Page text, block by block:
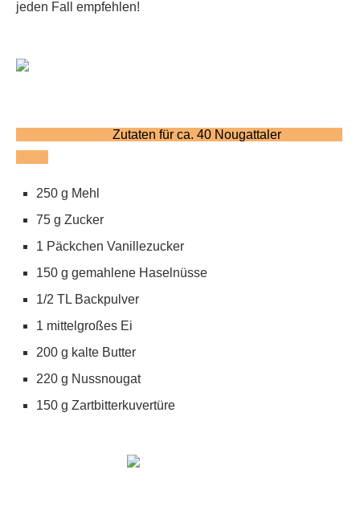
jeden Fall empfehlen!
Zutaten für ca. 40 Nougattaler
250 g Mehl
75 g Zucker
1 Päckchen Vanillezucker
150 g gemahlene Haselnüsse
1/2 TL Backpulver
1 mittelgroßes Ei
200 g kalte Butter
220 g Nussnougat
150 g Zartbitterkuvertüre